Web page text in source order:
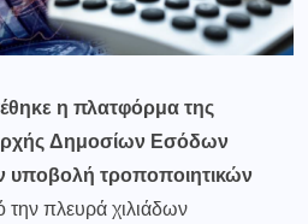
η πλατφόρμα της
Δημοσίων Εσόδων
υποβολή τροποποιητικών
την πλευρά χιλιάδων